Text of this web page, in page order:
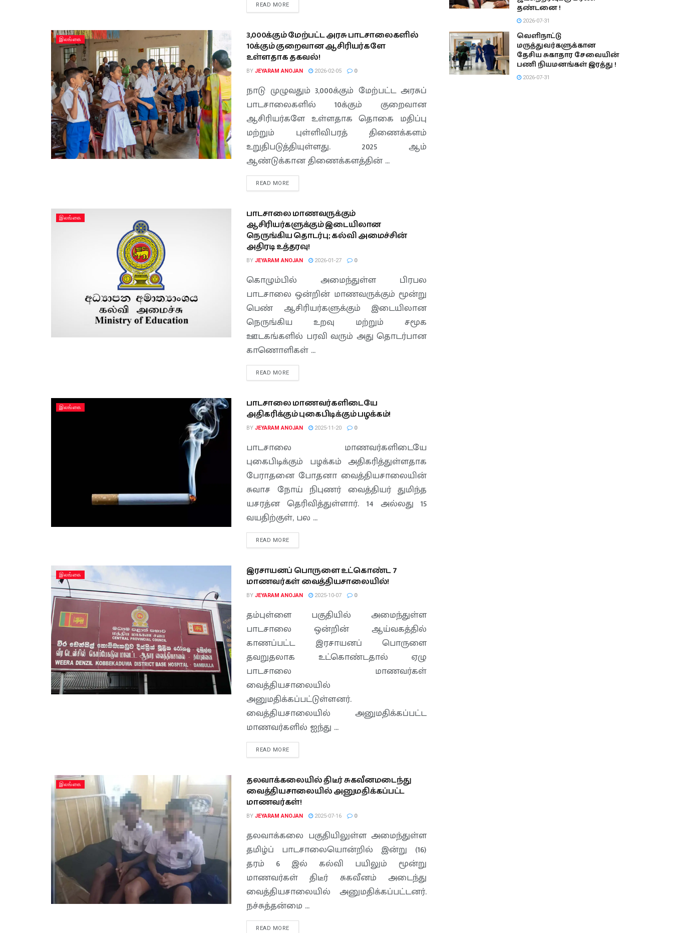
READ MORE
இலங்கை
3,000க்கும் மேற்பட்ட அரசு பாடசாலைகளில்
10க்கும் குறைவான ஆசிரியர்களே
உள்ளதாக தகவல்!
BY JEYARAM ANOJAN 2026-02-05 0
நாடு முழுவதும் 3,000க்கும் மேற்பட்ட அரசுப்
பாடசாலைகளில் 10க்கும் குறைவான
ஆசிரியர்களே உள்ளதாக தொகை மதிப்பு
மற்றும் புள்ளிவிபரத் திணைக்களம்
உறுதிபடுத்தியுள்ளது. 2025 ஆம்
ஆண்டுக்கான திணைக்களத்தின் ...
READ MORE
இலங்கை
பாடசாலை மாணவருக்கும்
ஆசிரியர்களுக்கும் இடையிலான
நெருங்கிய தொடர்பு; கல்வி அமைச்சின்
அதிரடி உத்தரவு!
BY JEYARAM ANOJAN 2026-01-27 0
கொழும்பில் அமைந்துள்ள பிரபல
பாடசாலை ஒன்றின் மாணவருக்கும் மூன்று
பெண் ஆசிரியர்களுக்கும் இடையிலான
நெருங்கிய உறவு மற்றும் சமூக
ஊடகங்களில் பரவி வரும் அது தொடர்பான
காணொளிகள் ...
READ MORE
இலங்கை
பாடசாலை மாணவர்களிடையே
அதிகரிக்கும் புகைபிடிக்கும் பழக்கம்!
BY JEYARAM ANOJAN 2025-11-20 0
பாடசாலை மாணவர்களிடையே
புகைபிடிக்கும் பழக்கம் அதிகரித்துள்ளதாக
பேராதனை போதனா வைத்தியசாலையின்
சுவாச நோய் நிபுணர் வைத்தியர் துமிந்த
யசரத்ன தெரிவித்துள்ளார். 14 அல்லது 15
வயதிற்குள், பல ...
READ MORE
இலங்கை
இரசாயனப் பொருளை உட்கொண்ட 7
மாணவர்கள் வைத்தியசாலையில்!
BY JEYARAM ANOJAN 2025-10-07 0
தம்புள்ளை பகுதியில் அமைந்துள்ள
பாடசாலை ஒன்றின் ஆய்வகத்தில்
காணப்பட்ட இரசாயனப் பொருளை
தவறுதலாக உட்கொண்டதால் ஏழு
பாடசாலை மாணவர்கள்
வைத்தியசாலையில்
அனுமதிக்கப்பட்டுள்ளனர்.
வைத்தியசாலையில் அனுமதிக்கப்பட்ட
மாணவர்களில் ஐந்து ...
READ MORE
இலங்கை
தலவாக்கலையில் திடீர் சுகவீனமடைந்து
வைத்தியசாலையில் அனுமதிக்கப்பட்ட
மாணவர்கள்!
BY JEYARAM ANOJAN 2025-07-16 0
தலவாக்கலை பகுதியிலுள்ள அமைந்துள்ள
தமிழ்ப் பாடசாலையொன்றில் இன்று (16)
தரம் 6 இல் கல்வி பயிலும் மூன்று
மாணவர்கள் திடீர் சுகவீனம் அடைந்து
வைத்தியசாலையில் அனுமதிக்கப்பட்டனர்.
நச்சுத்தன்மை ...
READ MORE
தண்டனை !
2026-07-31
வெளிநாட்டு
மருத்துவர்களுக்கான
தேசிய சுகாதார சேவையின்
பணி நியமனங்கள் இரத்து !
2026-07-31